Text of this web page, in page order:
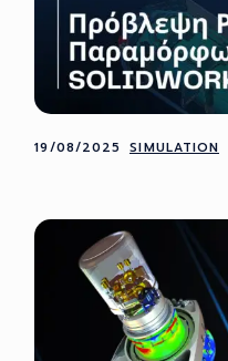
19/08/2025 SIMULATION